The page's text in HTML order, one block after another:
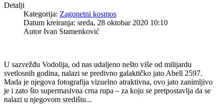
Detalji
Kategorija: Zagonetni kosmos
Datum kreiranja: sreda, 28 oktobar 2020 10:10
Autor Ivan Stamenković
U sazvežđu Vodolija, od nas udaljeno nešto više od milijardu
svetlosnih godina, nalazi se predivno galaktičko jato Abell 2597.
Mada je njegova fotografija vizuelno atraktivna, ovo jato zanimljivo
je i zato što supermasivna crna rupa – za koju se pretpostavlja da se
nalazi u njegovom središtu...